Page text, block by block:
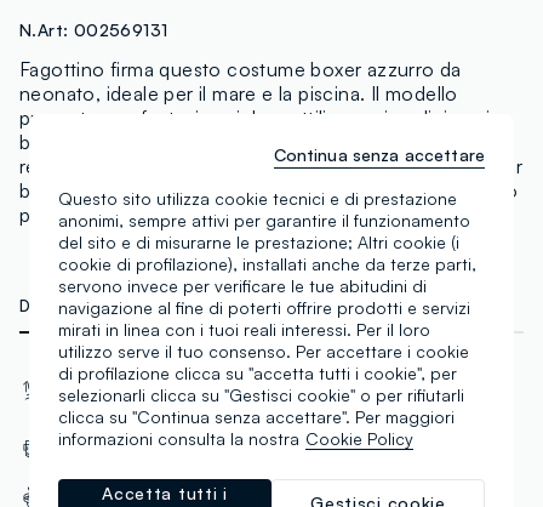
N.Art: 002569131
Fagottino firma questo costume boxer azzurro da
neonato, ideale per il mare e la piscina. Il modello
presenta una fantasia a righe sottili con piccoli ricami a
barchetta in contrasto, cintura elasticizzata e laccetto
regolabile in vita per una vestibilità comoda. Pensato per
bambino da zero a tre anni, è un capo pratico e leggero
per le giornate estive.
DETTAGLI TECNICI MATERIALI E FILIERA
Materiale
100% Poliestere
Tessuto
Intrecciato
Senza tasca posteriore Senza tasca anteriore
Vita media
Questo sito utilizza cookie tecnici e di prestazione
anonimi, sempre attivi per garantire il funzionamento
del sito e di misurarne le prestazione; Altri cookie (i
cookie di profilazione), installati anche da terze parti,
servono invece per verificare le tue abitudini di
navigazione al fine di poterti offrire prodotti e servizi
mirati in linea con i tuoi reali interessi. Per il loro
utilizzo serve il tuo consenso. Per accettare i cookie
di profilazione clicca su "accetta tutti i cookie", per
selezionarli clicca su "Gestisci cookie" o per rifiutarli
clicca su "Continua senza accettare". Per maggiori
informazioni consulta la nostra Cookie Policy
Gestisci cookie
Accetta tutti i
Continua senza accettare